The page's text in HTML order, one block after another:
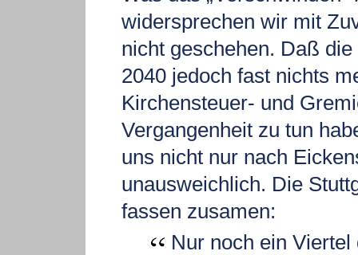
widersprechen wir mit
nicht geschehen. Daß
2040 jedoch fast nichts
Kirchensteuer- und
Vergangenheit zu tun
uns nicht nur nach
unausweichlich. Die
fassen zusamen:
Nur noch ein Viertel